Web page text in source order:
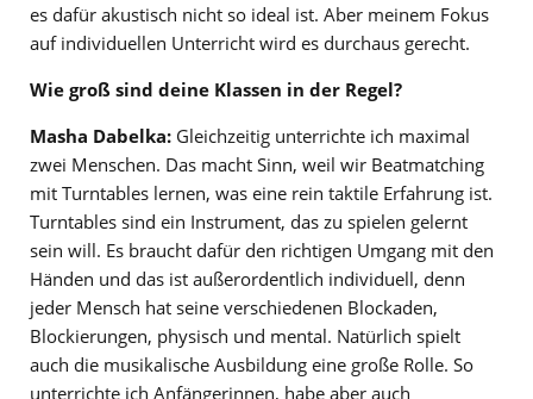
es dafür akustisch nicht so ideal ist. Aber meinem Fokus
auf individuellen Unterricht wird es durchaus gerecht.
Wie groß sind deine Klassen in der Regel?
Masha Dabelka: Gleichzeitig unterrichte ich maximal
zwei Menschen. Das macht Sinn, weil wir Beatmatching
mit Turntables lernen, was eine rein taktile Erfahrung ist.
Turntables sind ein Instrument, das zu spielen gelernt
sein will. Es braucht dafür den richtigen Umgang mit den
Händen und das ist außerordentlich individuell, denn
jeder Mensch hat seine verschiedenen Blockaden,
Blockierungen, physisch und mental. Natürlich spielt
auch die musikalische Ausbildung eine große Rolle. So
unterrichte ich Anfängerinnen, habe aber auch